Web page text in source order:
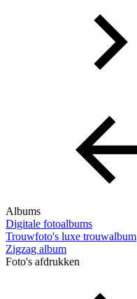
Albums
Digitale fotoalbums
Trouwfoto's luxe trouwalbum
Zigzag album
Foto's afdrukken